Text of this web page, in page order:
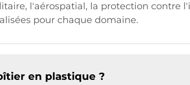
l'aérospatial, la protection contre
pour chaque domaine.
en plastique ?